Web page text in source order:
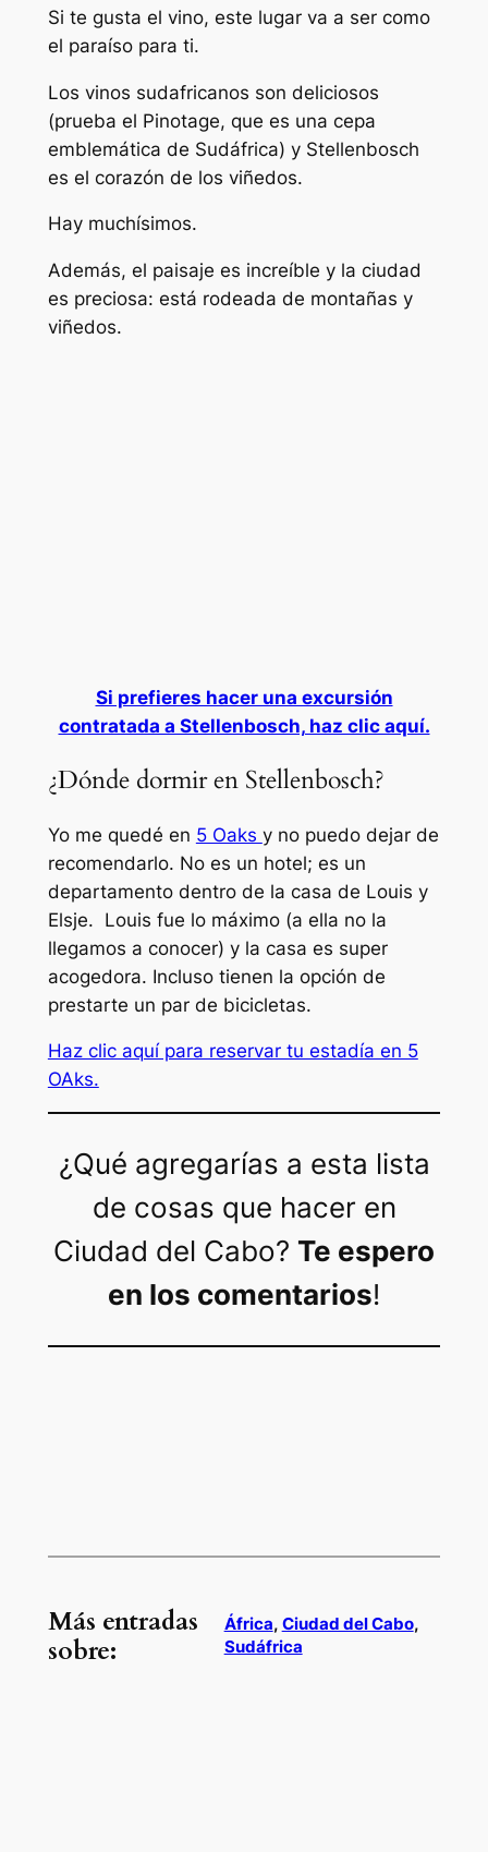
Si te gusta el vino, este lugar va a ser como
el paraíso para ti.
Los vinos sudafricanos son deliciosos
(prueba el Pinotage, que es una cepa
emblemática de Sudáfrica) y Stellenbosch
es el corazón de los viñedos.
Hay muchísimos.
Además, el paisaje es increíble y la ciudad
es preciosa: está rodeada de montañas y
viñedos.
Si prefieres hacer una excursión
contratada a Stellenbosch, haz clic aquí.
¿Dónde dormir en Stellenbosch?
Yo me quedé en 5 Oaks y no puedo dejar de
recomendarlo. No es un hotel; es un
departamento dentro de la casa de Louis y
Elsje. Louis fue lo máximo (a ella no la
llegamos a conocer) y la casa es super
acogedora. Incluso tienen la opción de
prestarte un par de bicicletas.
Haz clic aquí para reservar tu estadía en 5
OAks.
¿Qué agregarías a esta lista
de cosas que hacer en
Ciudad del Cabo? Te espero
en los comentarios!
Más entradas
sobre:
África, Ciudad del Cabo
Sudáfrica